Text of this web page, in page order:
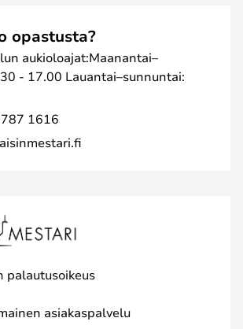
opastusta?
aukioloajat:Maanantai–
- 17.00 Lauantai–sunnuntai:
1616
palautusoikeus
asiakaspalvelu